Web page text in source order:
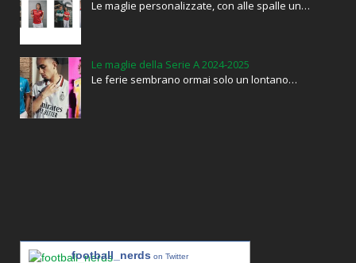
Le maglie personalizzate, con alle spalle un…
Le maglie della Serie A 2024-2025
Le ferie sembrano ormai solo un lontano…
football_nerds on Twitter